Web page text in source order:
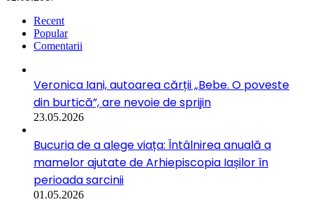
Recent
Popular
Comentarii
Veronica Iani, autoarea cărții „Bebe. O poveste
din burtică”, are nevoie de sprijin
23.05.2026
Bucuria de a alege viața: Întâlnirea anuală a
mamelor ajutate de Arhiepiscopia Iașilor în
perioada sarcinii
01.05.2026